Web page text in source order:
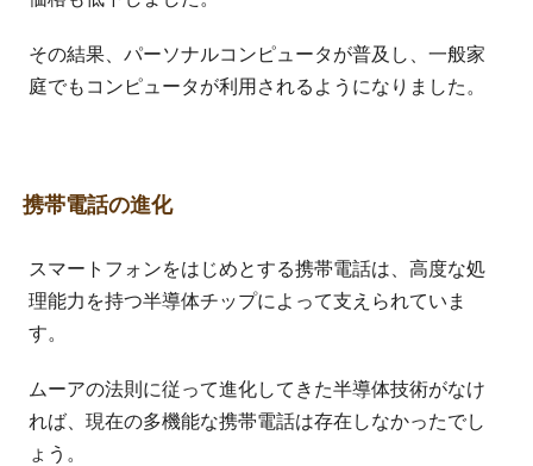
その結果、パーソナルコンピュータが普及し、一般家
庭でもコンピュータが利用されるようになりました。
携帯電話の進化
スマートフォンをはじめとする携帯電話は、高度な処
理能力を持つ半導体チップによって支えられていま
す。
ムーアの法則に従って進化してきた半導体技術がなけ
れば、現在の多機能な携帯電話は存在しなかったでし
ょう。